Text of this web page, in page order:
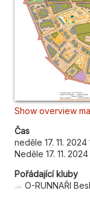
Show overview
Čas
neděle 17. 11. 2024
Neděle 17. 11.
Pořádající kluby
O-RUNNAŘI